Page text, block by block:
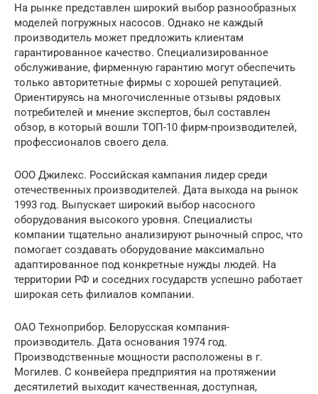
На рынке представлен широкий выбор разнообразных
моделей погружных насосов. Однако не каждый
производитель может предложить клиентам
гарантированное качество. Специализированное
обслуживание, фирменную гарантию могут обеспечить
только авторитетные фирмы с хорошей репутацией.
Ориентируясь на многочисленные отзывы рядовых
потребителей и мнение экспертов, был составлен
обзор, в который вошли ТОП-10 фирм-производителей,
профессионалов своего дела.
ООО Джилекс. Российская кампания лидер среди
отечественных производителей. Дата выхода на рынок
1993 год. Выпускает широкий выбор насосного
оборудования высокого уровня. Специалисты
компании тщательно анализируют рыночный спрос, что
помогает создавать оборудование максимально
адаптированное под конкретные нужды людей. На
территории РФ и соседних государств успешно работает
широкая сеть филиалов компании.
ОАО Техноприбор. Белорусская компания-
производитель. Дата основания 1974 год.
Производственные мощности расположены в г.
Могилев. С конвейера предприятия на протяжении
десятилетий выходит качественная, доступная,